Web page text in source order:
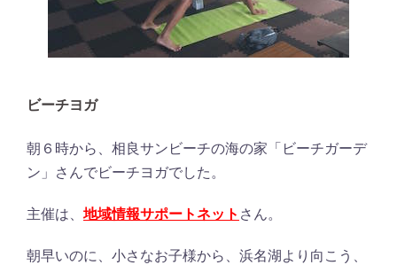
ビーチヨガ
朝６時から、相良サンビーチの海の家「ビーチガーデ
ン」さんでビーチヨガでした。
主催は、 地域情報サポートネット さん。
朝早いのに、小さなお子様から、浜名湖より向こう、